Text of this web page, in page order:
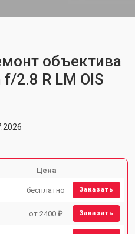
объектива
2.8 R LM OIS
Цена
бесплатно Заказать
от 2400 ₽ Заказать